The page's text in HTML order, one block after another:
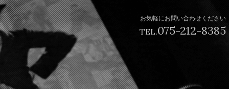
お気軽にお問い合わせください
TEL.075-212-8385